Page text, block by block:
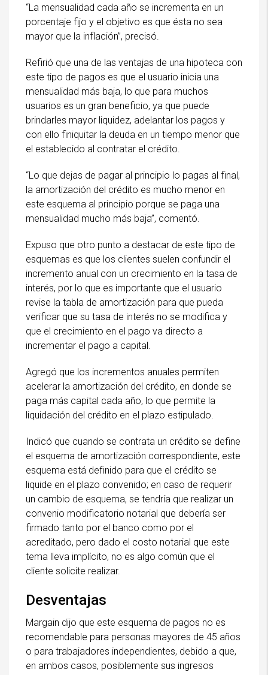
“La mensualidad cada año se incrementa en un
porcentaje fijo y el objetivo es que ésta no sea
mayor que la inflación”, precisó.
Refirió que una de las ventajas de una hipoteca con
este tipo de pagos es que el usuario inicia una
mensualidad más baja, lo que para muchos
usuarios es un gran beneficio, ya que puede
brindarles mayor liquidez, adelantar los pagos y
con ello finiquitar la deuda en un tiempo menor que
el establecido al contratar el crédito.
“Lo que dejas de pagar al principio lo pagas al final,
la amortización del crédito es mucho menor en
este esquema al principio porque se paga una
mensualidad mucho más baja”, comentó.
Expuso que otro punto a destacar de este tipo de
esquemas es que los clientes suelen confundir el
incremento anual con un crecimiento en la tasa de
interés, por lo que es importante que el usuario
revise la tabla de amortización para que pueda
verificar que su tasa de interés no se modifica y
que el crecimiento en el pago va directo a
incrementar el pago a capital.
Agregó que los incrementos anuales permiten
acelerar la amortización del crédito, en donde se
paga más capital cada año, lo que permite la
liquidación del crédito en el plazo estipulado.
Indicó que cuando se contrata un crédito se define
el esquema de amortización correspondiente, este
esquema está definido para que el crédito se
liquide en el plazo convenido; en caso de requerir
un cambio de esquema, se tendría que realizar un
convenio modificatorio notarial que debería ser
firmado tanto por el banco como por el
acreditado, pero dado el costo notarial que este
tema lleva implícito, no es algo común que el
cliente solicite realizar.
Desventajas
Margain dijo que este esquema de pagos no es
recomendable para personas mayores de 45 años
o para trabajadores independientes, debido a que,
en ambos casos, posiblemente sus ingresos